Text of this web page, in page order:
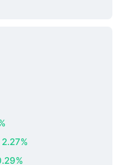
den
2.27%